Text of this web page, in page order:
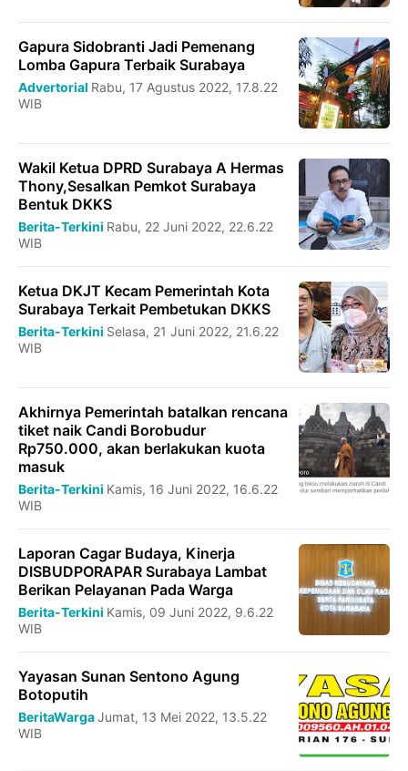
Gapura Sidobranti Jadi Pemenang
Lomba Gapura Terbaik Surabaya
Advertorial Rabu, 17 Agustus 2022, 17.8.22
WIB
Wakil Ketua DPRD Surabaya A Hermas
Thony,Sesalkan Pemkot Surabaya
Bentuk DKKS
Berita-Terkini Rabu, 22 Juni 2022, 22.6.22
WIB
Ketua DKJT Kecam Pemerintah Kota
Surabaya Terkait Pembetukan DKKS
Berita-Terkini Selasa, 21 Juni 2022, 21.6.22
WIB
Akhirnya Pemerintah batalkan rencana
tiket naik Candi Borobudur
Rp750.000, akan berlakukan kuota
masuk
Berita-Terkini Kamis, 16 Juni 2022, 16.6.22
WIB
Laporan Cagar Budaya, Kinerja
DISBUDPORAPAR Surabaya Lambat
Berikan Pelayanan Pada Warga
Berita-Terkini Kamis, 09 Juni 2022, 9.6.22
WIB
Yayasan Sunan Sentono Agung
Botoputih
BeritaWargaJumat, 13 Mei 2022, 13.5.22
WIB